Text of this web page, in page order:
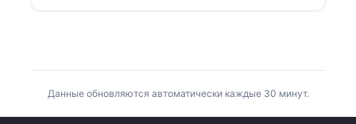
Данные обновляются автоматически каждые 30 минут.